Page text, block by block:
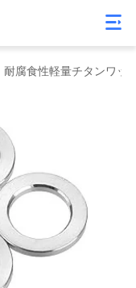
耐腐食性軽量チタンワッ